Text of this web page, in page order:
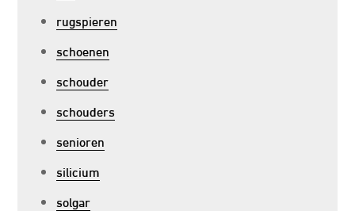
rugspieren
schoenen
schouder
schouders
senioren
silicium
solgar